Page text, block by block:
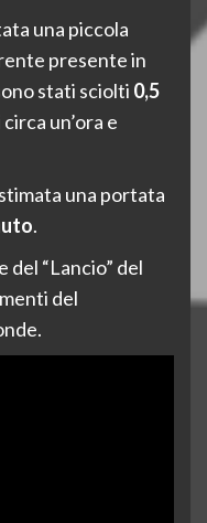
una piccola
presente in
stati sciolti 0,5
un’ora e
una portata
.
del “Lancio” del
del